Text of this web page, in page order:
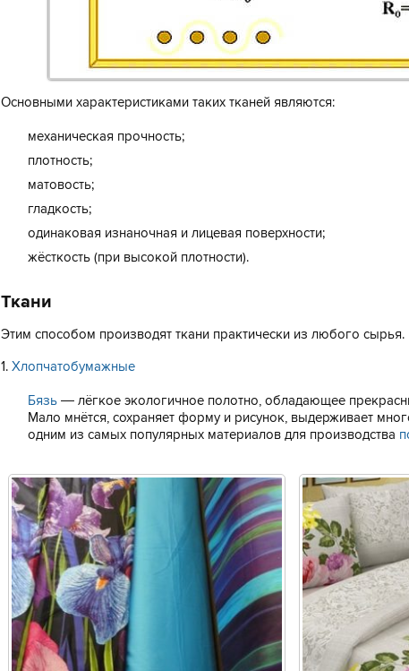
Основными характеристиками таких тканей являются:
механическая прочность;
плотность;
матовость;
гладкость;
одинаковая изнаночная и лицевая поверхности;
жёсткость (при высокой плотности).
Ткани
Этим способом производят ткани практически из любого сырья.
1. Хлопчатобумажные
Бязь — лёгкое экологичное полотно, обладающее
Мало мнётся, сохраняет форму и рисунок, выдерживает
одним из самых популярных материалов для производства